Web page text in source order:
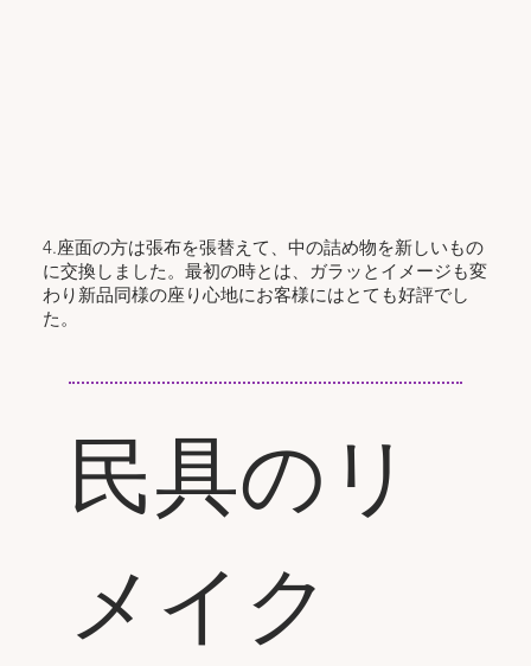
4.座面の方は張布を張替えて、中の詰め物を新しいもの
に交換しました。最初の時とは、ガラッとイメージも変
わり新品同様の座り心地にお客様にはとても好評でし
た。
民具のリ
メイク